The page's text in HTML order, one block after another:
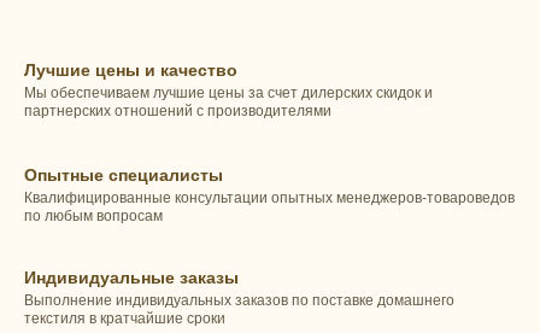
Лучшие цены и качество
Мы обеспечиваем лучшие цены за счет дилерских скидок и
партнерских отношений с производителями
Опытные специалисты
Квалифицированные консультации опытных менеджеров-товароведов
по любым вопросам
Индивидуальные заказы
Выполнение индивидуальных заказов по поставке домашнего
текстиля в кратчайшие сроки